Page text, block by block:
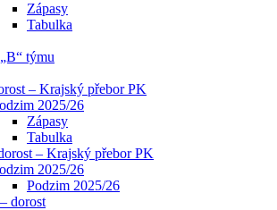
Zápasy
Tabulka
týmu
– Krajský přebor PK
2025/26
Zápasy
Tabulka
– Krajský přebor PK
2025/26
Podzim 2025/26
dorost